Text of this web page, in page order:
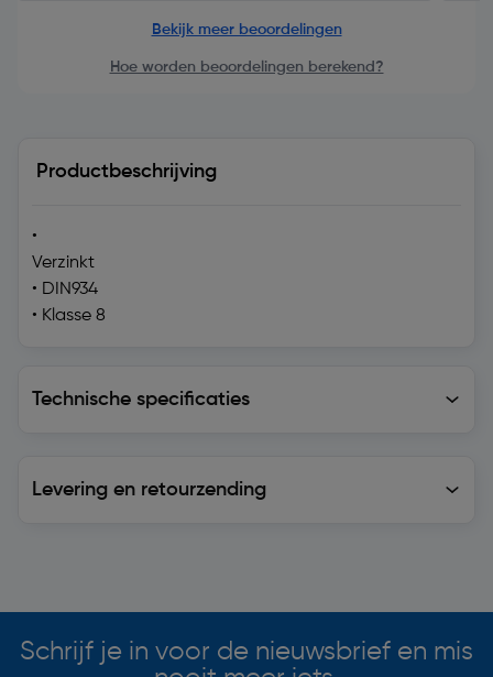
Bekijk meer beoordelingen
Hoe worden beoordelingen berekend?
Productbeschrijving
•
Verzinkt
• DIN934
• Klasse 8
Technische specificaties
Levering en retourzending
Schrijf je in voor de nieuwsbrief en mis